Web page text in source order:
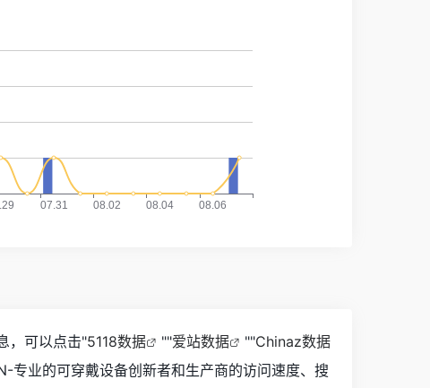
，可以点击"5118数据 ""爱站数据 ""Chinaz数据
专业的可穿戴设备创新者和生产商的访问速度、搜